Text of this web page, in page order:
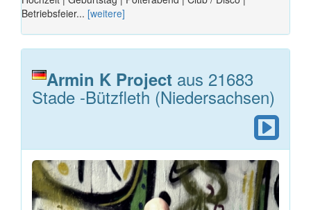
Betriebsfeier... [weitere]
Armin K Project aus 21683
Stade -Bützfleth (Niedersachsen)